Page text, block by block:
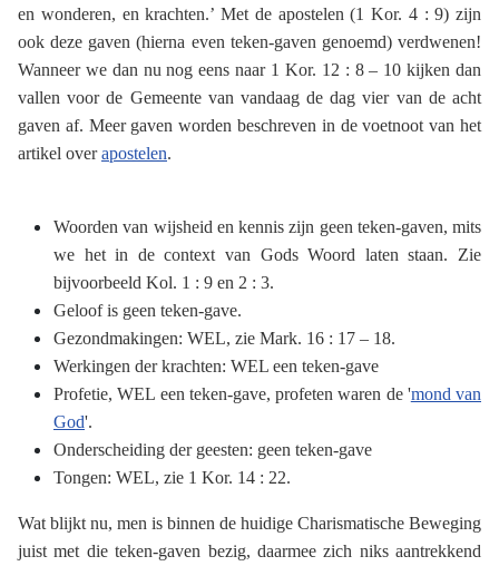
en wonderen, en krachten.’ Met de apostelen (1 Kor. 4 : 9) zijn
ook deze gaven (hierna even teken-gaven genoemd) verdwenen!
Wanneer we dan nu nog eens naar 1 Kor. 12 : 8 – 10 kijken dan
vallen voor de Gemeente van vandaag de dag vier van de acht
gaven af. Meer gaven worden beschreven in de voetnoot van het
artikel overapostelen.
Woorden van wijsheid en kennis zijn geen teken-gaven, mits
we het in de context van Gods Woord laten staan. Zie
bijvoorbeeld Kol. 1 : 9 en 2 : 3.
Geloof is geen teken-gave.
Gezondmakingen: WEL, zie Mark. 16 : 17 – 18.
Werkingen der krachten: WEL een teken-gave
Profetie, WEL een teken-gave, profeten waren de 'mond van
God'.
Onderscheiding der geesten: geen teken-gave
Tongen: WEL, zie 1 Kor. 14 : 22.
Wat blijkt nu, men is binnen de huidige Charismatische Beweging
juist met die teken-gaven bezig, daarmee zich niks aantrekkend